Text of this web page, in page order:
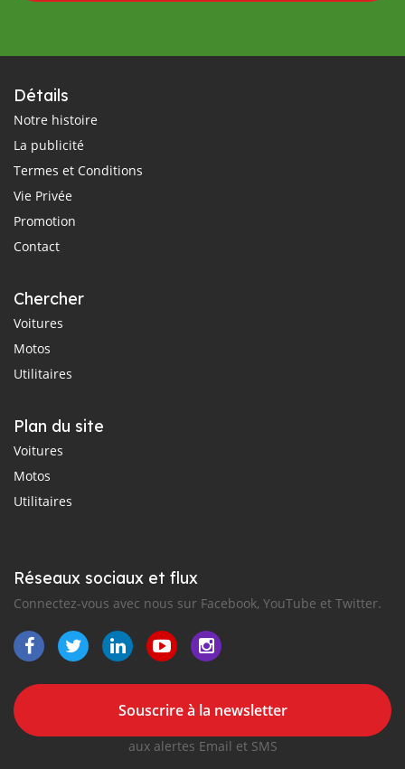
Détails
Notre histoire
La publicité
Termes et Conditions
Vie Privée
Promotion
Contact
Chercher
Voitures
Motos
Utilitaires
Plan du site
Voitures
Motos
Utilitaires
Réseaux sociaux et flux
Connectez-vous avec nous sur Facebook, YouTube et Twitter.
Souscrire à la newsletter
aux alertes Email et SMS